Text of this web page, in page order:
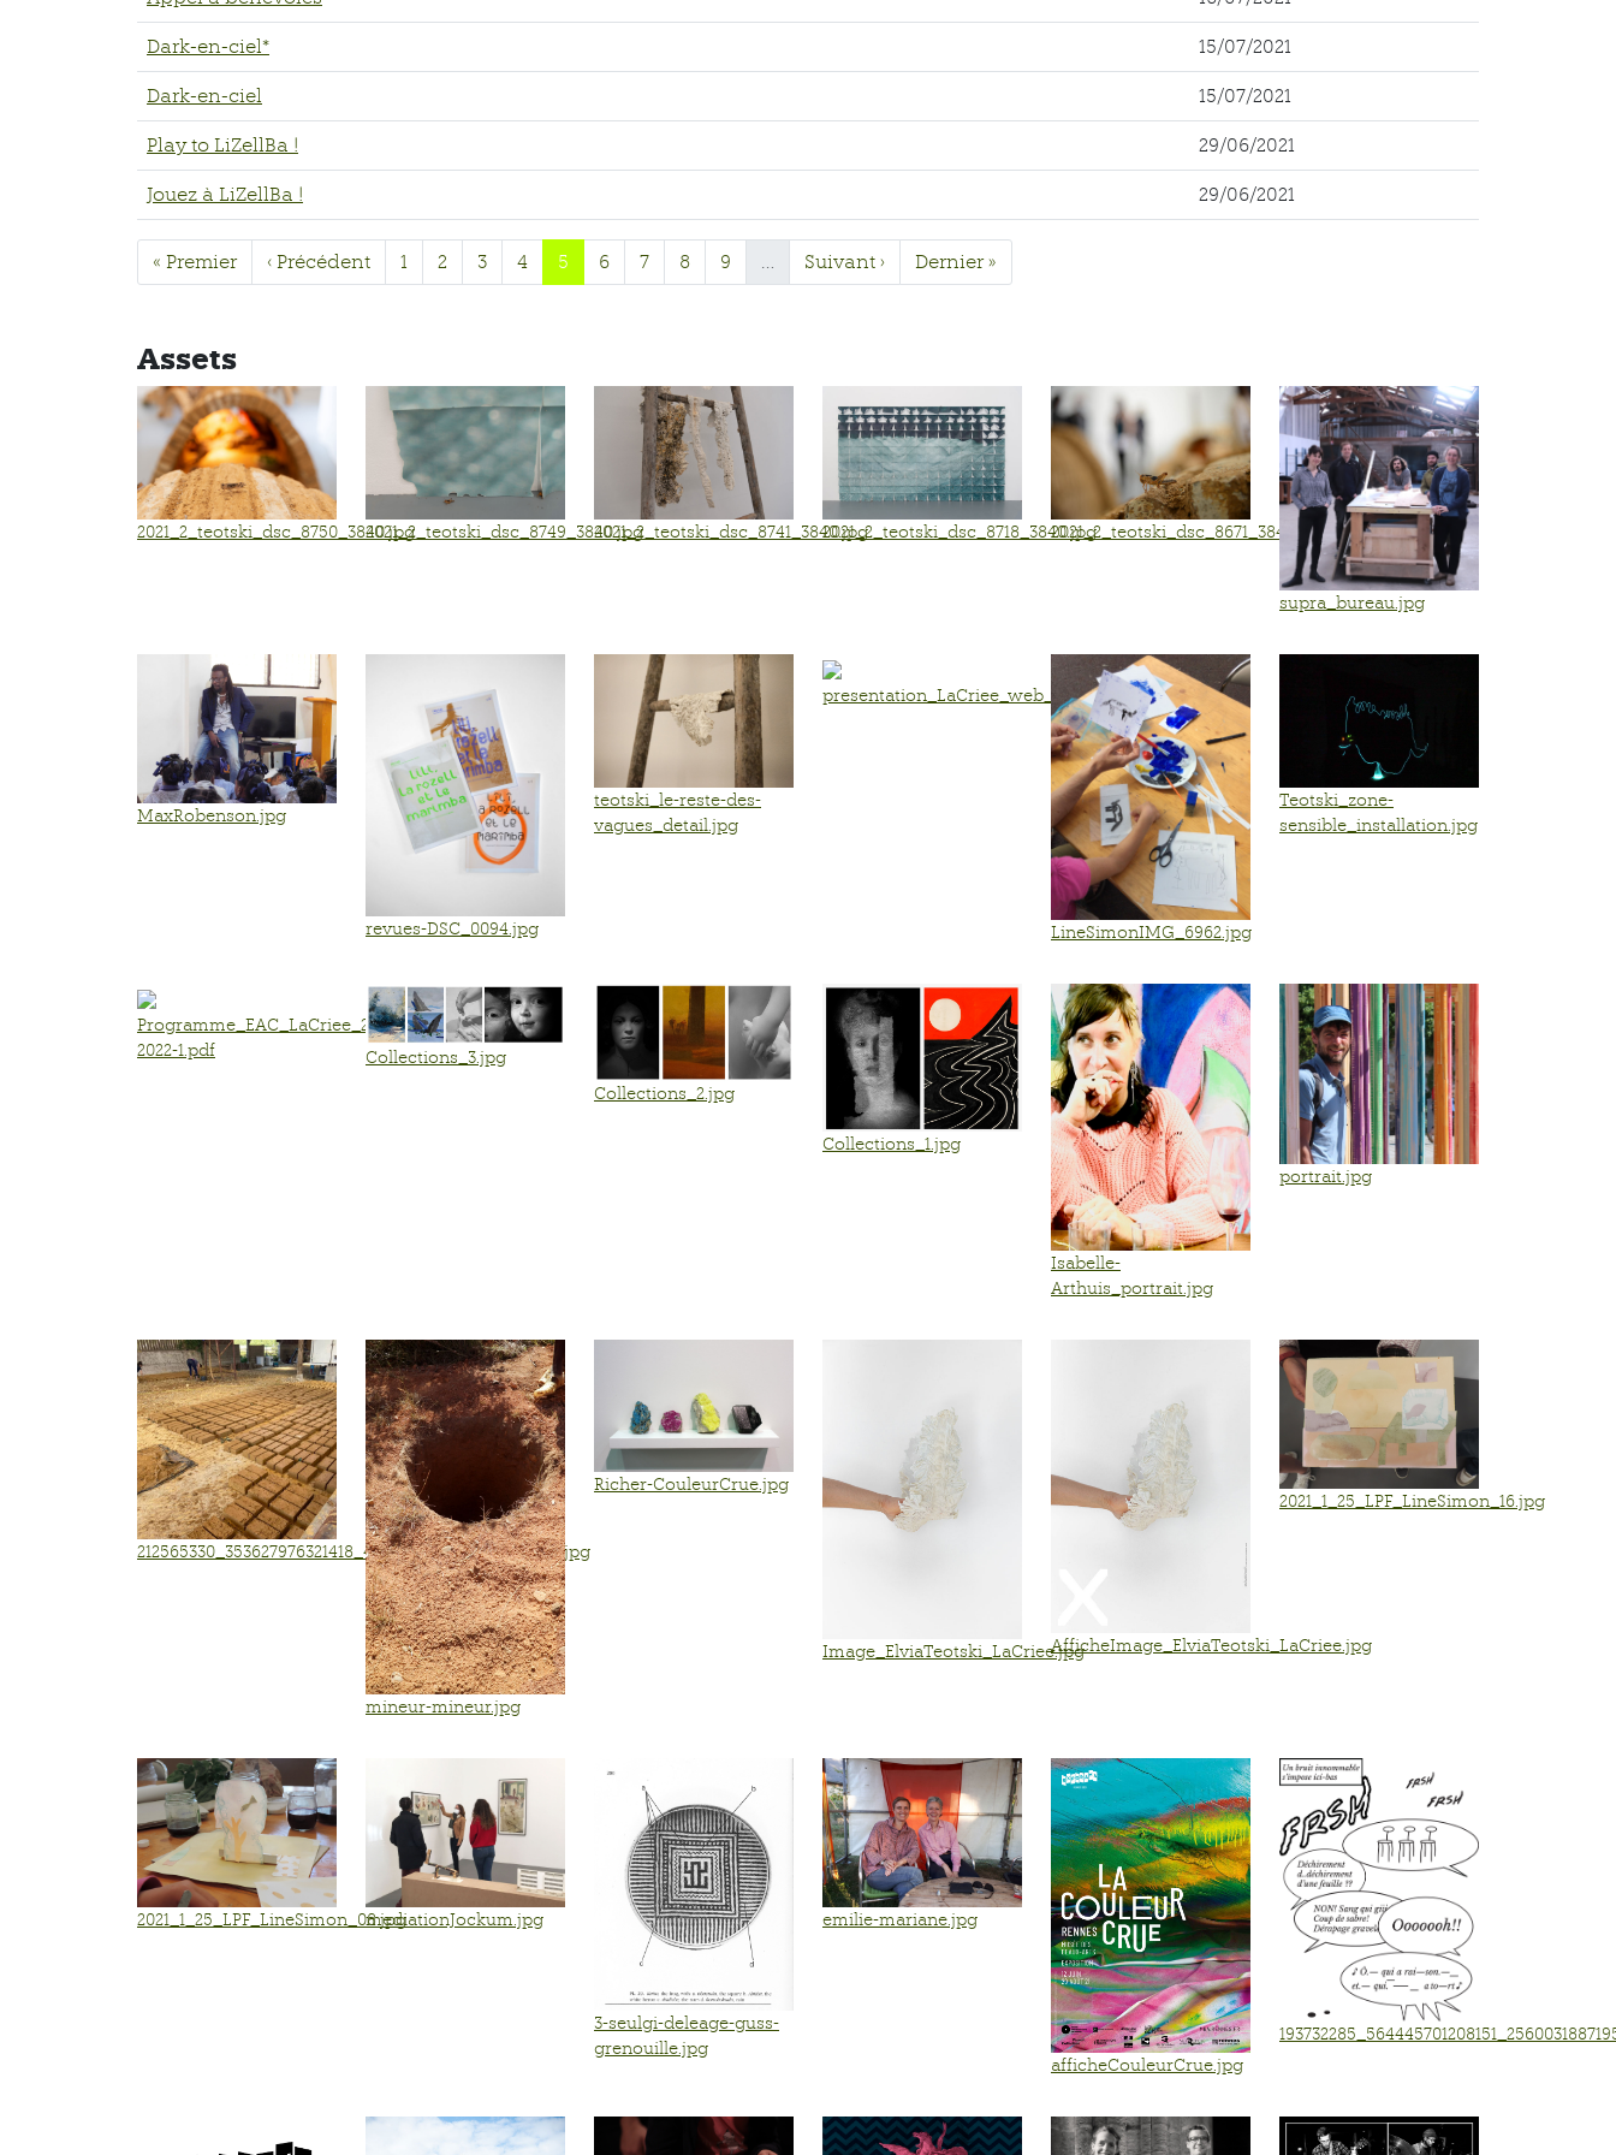
Dark-en-ciel* 15/07/2021
Dark-en-ciel 15/07/2021
Play to LiZellBa ! 29/06/2021
Jouez à LiZellBa ! 29/06/2021
« Premier ‹ Précédent 1 2 3 4 5 6 7 8 9 … Suivant › Dernier »
Assets
2021_2_teotski_dsc_8750_3840.jpg2021_2_teotski_dsc_8749_3840.jpg2021_2_teotski_dsc_8741_3840.jpg2021_2_teotski_dsc_8718_3840.jpg2021_2_teotski_dsc_8671_3840.jpg
supra_bureau.jpg
MaxRobenson.jpg
revues-DSC_0094.jpg
teotski_le-reste-des-
vagues_detail.jpg
presentation_LaCriee_web_ENG.pdf
LineSimonIMG_6962.jpg
Teotski_zone-
sensible_installation.jpg
Programme_EAC_LaCriee_2021-
2022-1.pdf
Collections_3.jpg
Collections_2.jpg
Collections_1.jpg
Isabelle-
Arthuis_portrait.jpg
portrait.jpg
212565330_353627976321418_4520984022529255964_n.jpg
mineur-mineur.jpg
Richer-CouleurCrue.jpg
Image_ElviaTeotski_LaCriee.jpgAfficheImage_ElviaTeotski_LaCriee.jpg
2021_1_25_LPF_LineSimon_16.jpg
2021_1_25_LPF_LineSimon_08.jpgmediationJockum.jpg
3-seulgi-deleage-guss-
grenouille.jpg
emilie-mariane.jpg
afficheCouleurCrue.jpg